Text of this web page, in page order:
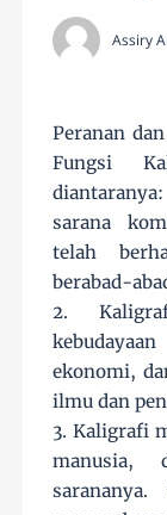
Assiry
Peranan
Fungsi
sarana
telah
berabad-
2.
ekonomi,
ilmu dan
3. Kaligrafi
manusia,